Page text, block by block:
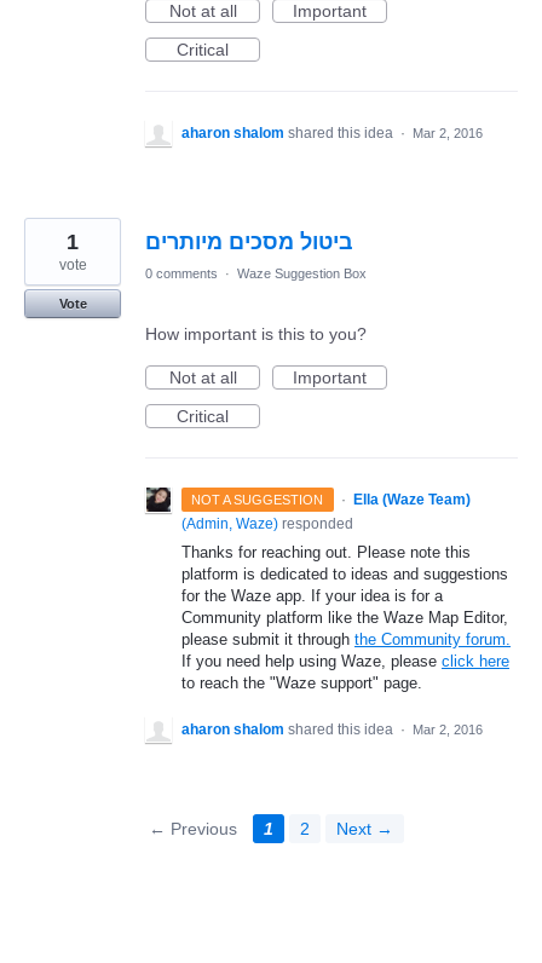
Not at all
Important
Critical
aharon shalom shared this idea · Mar 2, 2016
ביטול מסכים מיותרים 1
vote
Vote
0 comments · Waze Suggestion Box
How important is this to you?
Not at all
Important
Critical
NOT A SUGGESTION ·
Ella (Waze Team)
(Admin, Waze) responded
Thanks for reaching out. Please note this
platform is dedicated to ideas and suggestions
for the Waze app. If your idea is for a
Community platform like the Waze Map Editor,
please submit it through the Community forum.
If you need help using Waze, please click here
to reach the "Waze support" page.
aharon shalom shared this idea · Mar 2, 2016
← Previous 1 2 Next →